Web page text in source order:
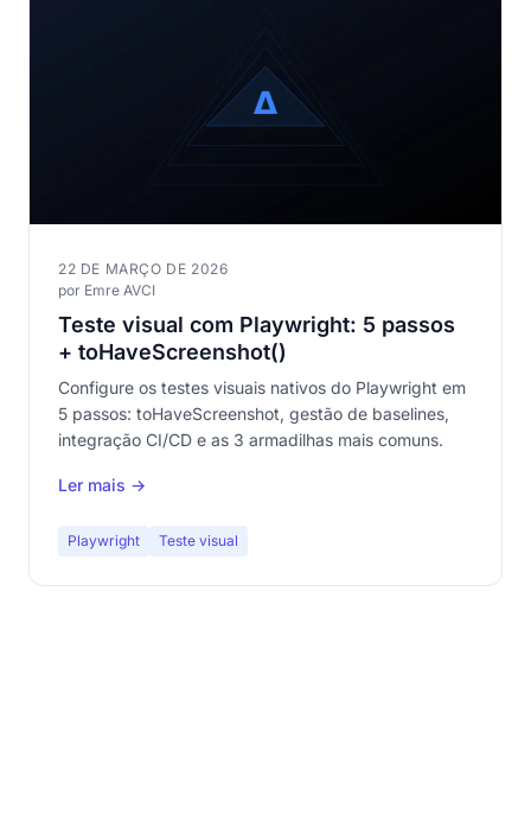
22 DE MARÇO DE 2026
por Emre AVCI
Teste visual com Playwright: 5 passos
+ toHaveScreenshot()
Configure os testes visuais nativos do Playwright em
5 passos: toHaveScreenshot, gestão de baselines,
integração CI/CD e as 3 armadilhas mais comuns.
Ler mais →
Playwright Teste visual